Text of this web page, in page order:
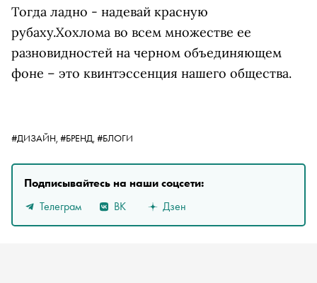
Тогда ладно - надевай красную
рубаху.Хохлома во всем множестве ее
разновидностей на черном объединяющем
фоне – это квинтэссенция нашего общества.
#ДИЗАЙН, #БРЕНД, #БЛОГИ
Подписывайтесь на наши соцсети:
Телеграм
ВК Дзен